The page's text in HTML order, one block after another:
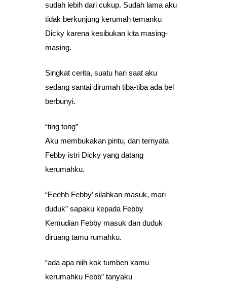
sudah lebih dari cukup. Sudah lama aku
tidak berkunjung kerumah temanku
Dicky karena kesibukan kita masing-
masing.
Singkat cerita, suatu hari saat aku
sedang santai dirumah tiba-tiba ada bel
berbunyi.
“ting tong”
Aku membukakan pintu, dan ternyata
Febby istri Dicky yang datang
kerumahku.
“Eeehh Febby’ silahkan masuk, mari
duduk” sapaku kepada Febby
Kemudian Febby masuk dan duduk
diruang tamu rumahku.
“ada apa niih kok tumben kamu
kerumahku Febb” tanyaku